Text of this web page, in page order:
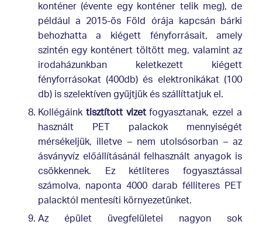
konténer (évente egy konténer telik meg), de
például a 2015-ös Föld órája kapcsán bárki
behozhatta a kiégett fényforrásait, amely
szintén egy konténert töltött meg, valamint az
irodaházunkban keletkezett kiégett
fényforrásokat (400db) és elektronikákat (100
db) is szelektíven gyűjtjük és szállíttatjuk el.
Kollégáinktisztított vizetfogyasztanak, ezzel a
használt PET palackok mennyiségét
mérsékeljük, illetve – nem utolsósorban – az
ásványvíz előállításánál felhasznált anyagok is
csökkennek. Ez kétliteres fogyasztással
számolva, naponta 4000 darab félliteres PET
palacktól mentesíti környezetünket.
Az épület üvegfelületei nagyon sok